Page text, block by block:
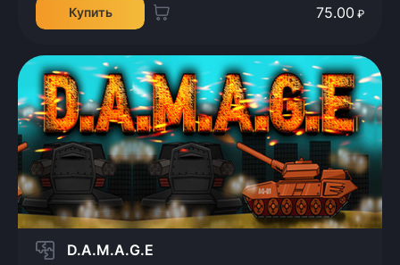
Купить 75.00 ₽
D.A.M.A.G.E